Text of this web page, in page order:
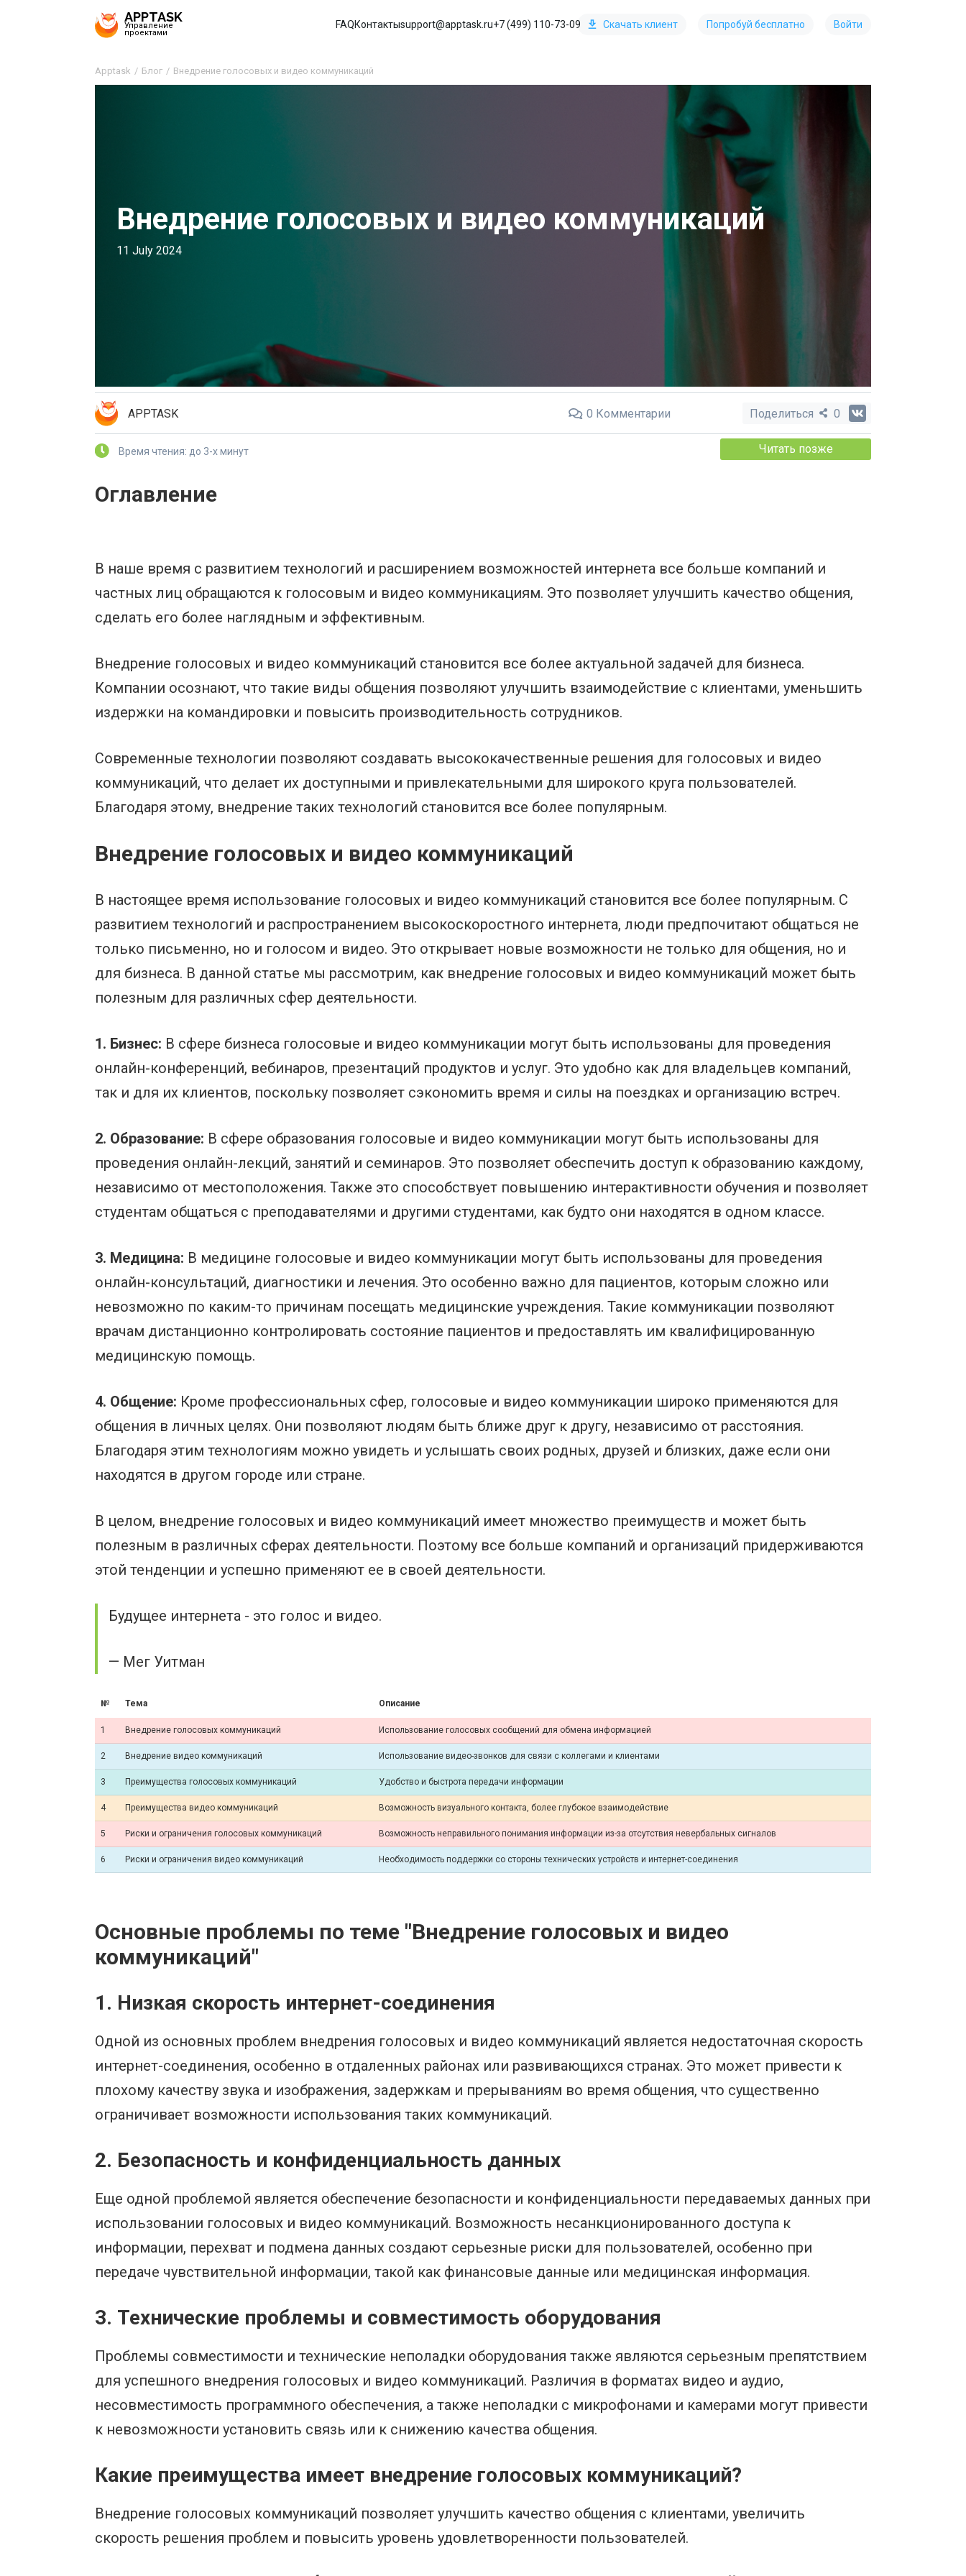
APPTASK
Управление
проектами
FAQКонтактыsupport@apptask.ru+7 (499) 110-73-09 Скачать клиент Попробуй бесплатно Войти
Apptask Блог Внедрение голосовых и видео коммуникаций
Внедрение голосовых и видео коммуникаций
11 July 2024
APPTASK 0 Комментарии Поделиться 0
Время чтения: до 3-х минут Читать позже
Оглавление
В наше время с развитием технологий и расширением возможностей интернета все больше компаний и
частных лиц обращаются к голосовым и видео коммуникациям. Это позволяет улучшить качество общения,
сделать его более наглядным и эффективным.
Внедрение голосовых и видео коммуникаций становится все более актуальной задачей для бизнеса.
Компании осознают, что такие виды общения позволяют улучшить взаимодействие с клиентами, уменьшить
издержки на командировки и повысить производительность сотрудников.
Современные технологии позволяют создавать высококачественные решения для голосовых и видео
коммуникаций, что делает их доступными и привлекательными для широкого круга пользователей.
Благодаря этому, внедрение таких технологий становится все более популярным.
Внедрение голосовых и видео коммуникаций
В настоящее время использование голосовых и видео коммуникаций становится все более популярным. С
развитием технологий и распространением высокоскоростного интернета, люди предпочитают общаться не
только письменно, но и голосом и видео. Это открывает новые возможности не только для общения, но и
для бизнеса. В данной статье мы рассмотрим, как внедрение голосовых и видео коммуникаций может быть
полезным для различных сфер деятельности.
1. Бизнес: В сфере бизнеса голосовые и видео коммуникации могут быть использованы для проведения
онлайн-конференций, вебинаров, презентаций продуктов и услуг. Это удобно как для владельцев компаний,
так и для их клиентов, поскольку позволяет сэкономить время и силы на поездках и организацию встреч.
2. Образование: В сфере образования голосовые и видео коммуникации могут быть использованы для
проведения онлайн-лекций, занятий и семинаров. Это позволяет обеспечить доступ к образованию каждому,
независимо от местоположения. Также это способствует повышению интерактивности обучения и позволяет
студентам общаться с преподавателями и другими студентами, как будто они находятся в одном классе.
3. Медицина: В медицине голосовые и видео коммуникации могут быть использованы для проведения
онлайн-консультаций, диагностики и лечения. Это особенно важно для пациентов, которым сложно или
невозможно по каким-то причинам посещать медицинские учреждения. Такие коммуникации позволяют
врачам дистанционно контролировать состояние пациентов и предоставлять им квалифицированную
медицинскую помощь.
4. Общение: Кроме профессиональных сфер, голосовые и видео коммуникации широко применяются для
общения в личных целях. Они позволяют людям быть ближе друг к другу, независимо от расстояния.
Благодаря этим технологиям можно увидеть и услышать своих родных, друзей и близких, даже если они
находятся в другом городе или стране.
В целом, внедрение голосовых и видео коммуникаций имеет множество преимуществ и может быть
полезным в различных сферах деятельности. Поэтому все больше компаний и организаций придерживаются
этой тенденции и успешно применяют ее в своей деятельности.
Будущее интернета - это голос и видео.
— Мег Уитман
№ Тема Описание
1 Внедрение голосовых коммуникаций Использование голосовых сообщений для обмена информацией
2 Внедрение видео коммуникаций Использование видео-звонков для связи с коллегами и клиентами
3 Преимущества голосовых коммуникаций Удобство и быстрота передачи информации
4 Преимущества видео коммуникаций Возможность визуального контакта, более глубокое взаимодействие
5 Риски и ограничения голосовых коммуникаций Возможность неправильного понимания информации из-за отсутствия невербальных сигналов
6 Риски и ограничения видео коммуникаций Необходимость поддержки со стороны технических устройств и интернет-соединения
Основные проблемы по теме "Внедрение голосовых и видео
коммуникаций"
1. Низкая скорость интернет-соединения
Одной из основных проблем внедрения голосовых и видео коммуникаций является недостаточная скорость
интернет-соединения, особенно в отдаленных районах или развивающихся странах. Это может привести к
плохому качеству звука и изображения, задержкам и прерываниям во время общения, что существенно
ограничивает возможности использования таких коммуникаций.
2. Безопасность и конфиденциальность данных
Еще одной проблемой является обеспечение безопасности и конфиденциальности передаваемых данных при
использовании голосовых и видео коммуникаций. Возможность несанкционированного доступа к
информации, перехват и подмена данных создают серьезные риски для пользователей, особенно при
передаче чувствительной информации, такой как финансовые данные или медицинская информация.
3. Технические проблемы и совместимость оборудования
Проблемы совместимости и технические неполадки оборудования также являются серьезным препятствием
для успешного внедрения голосовых и видео коммуникаций. Различия в форматах видео и аудио,
несовместимость программного обеспечения, а также неполадки с микрофонами и камерами могут привести
к невозможности установить связь или к снижению качества общения.
Какие преимущества имеет внедрение голосовых коммуникаций?
Внедрение голосовых коммуникаций позволяет улучшить качество общения с клиентами, увеличить
скорость решения проблем и повысить уровень удовлетворенности пользователей.